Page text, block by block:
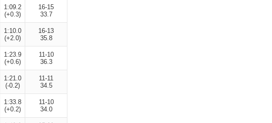
1:09.2
(+0.3)
16-15
33.7
1:10.0
(+2.0)
16-13
35.8
1:23.9
(+0.6)
11-10
36.3
1:21.0
(-0.2)
11-11
34.5
1:33.8
(+0.2)
11-10
34.0